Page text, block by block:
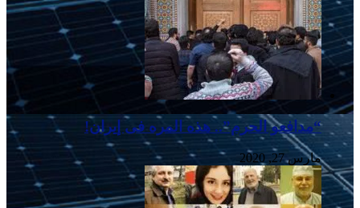
“مدافعو الحرم”.. هذه المره فی إیران!
مارس 27, 2020